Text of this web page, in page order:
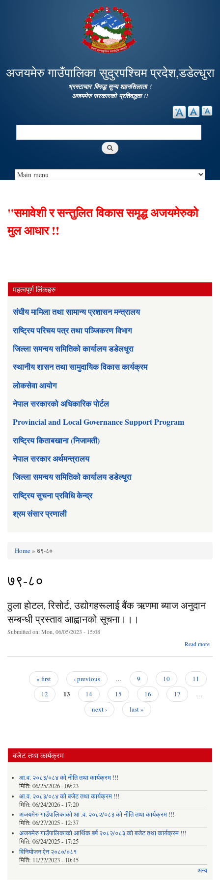
main
content
अजयमेरु गाउँपालिका सुदुरपश्चिम प्रदेश,डडेल्धुरा
भ्रस्टाचार विरुद्ध सुन्य शहनसिलाता !
अजयमेरु सरकारको प्रतिवद्धता !!
Search
"समावेशी र सन्तुलित विकास समृद्ध अजयमेरुको
मुल आधार !!
महत्वपूर्ण लिंकहरु
संघीय मामिला तथा सामान्य प्रशासन मन्त्रालय
राष्ट्रिय परिचय पत्र तथा पञ्जिकरण विभाग
जिल्ला समन्वय समितिको कार्यालय डडेलधुरा
स्थानीय शासन तथा सामुदायिक विकास कार्यक्रम
लोकसेवा आयोग
नेपाल सरकारको अधिकारिक पोर्टल
Provincial and Local Governance Support Program
राष्ट्रिय किताबखाना (निजामती)
नेपाल सरकार अर्थमन्त्रालय
जिल्ला समन्वय समितिको कार्यालय डडेल्धुरा
राष्ट्रिय सुचना प्रविधि केन्द्र
श्रम संसार प्रणाली
You are here
Home» ७९-८०
७९-८०
ठुला होटल, रिसोर्ट, उद्योगहरूलाई बैंक ऋणमा ब्याज अनुदान
सम्बन्धी प्रस्ताव आह्वानको सूचना।।।
Submitted on:Mon, 06/05/2023 - 15:08
Read more
« first ‹ previous … 9 10
11
12
13 14 15 16 17
…
next ›
last »
बजेट तथा कार्यक्रम
आ.व. २०८३/०८४ को नीति तथा कार्यक्रम !!!
मिति: 06/25/2026 - 09:23
आ.व. २०८३/०८४ को बजेट तथा कार्यक्रम !!!
मिति: 06/24/2026 - 17:20
अजयमेरु गाउँपालिकाको आ .व. २०८२/०८३ को नीति तथा कार्यक्रम !!!
मिति: 06/27/2025 - 12:37
अजयमेरु गाउँपालिकाको आर्थिक बर्ष २०८२/०८३ को बजेट तथा कार्यक्रम !!!
मिति: 06/24/2025 - 17:25
विनियोजन ऐन २०८०/०८१
मिति: 11/22/2023 - 10:45
अन्य